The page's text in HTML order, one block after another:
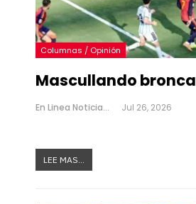
Columnas / Opinión
Mascullando bronca
En Linea Noticias Jul 26, 2026
LEE MAS...